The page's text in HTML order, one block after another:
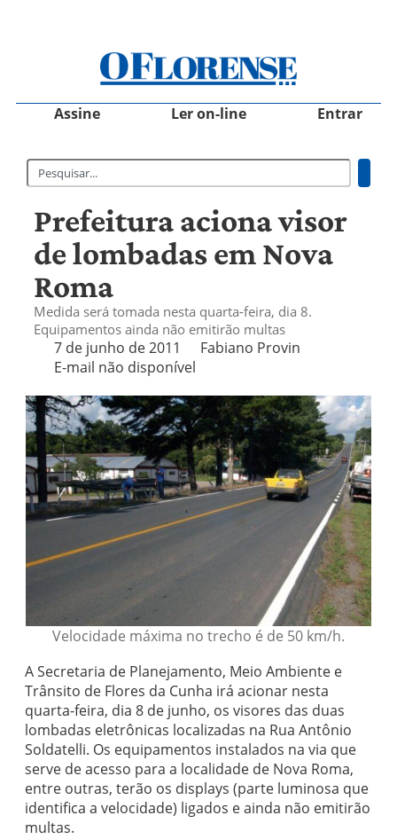
Assine Ler on-line Entrar
Prefeitura aciona visor
de lombadas em Nova
Roma
Medida será tomada nesta quarta-feira, dia 8.
Equipamentos ainda não emitirão multas
7 de junho de 2011
Fabiano Provin
E-mail não disponível
Velocidade máxima no trecho é de 50 km/h.
A Secretaria de Planejamento, Meio Ambiente e
Trânsito de Flores da Cunha irá acionar nesta
quarta-feira, dia 8 de junho, os visores das duas
lombadas eletrônicas localizadas na Rua Antônio
Soldatelli. Os equipamentos instalados na via que
serve de acesso para a localidade de Nova Roma,
entre outras, terão os displays (parte luminosa que
identifica a velocidade) ligados e ainda não emitirão
multas.